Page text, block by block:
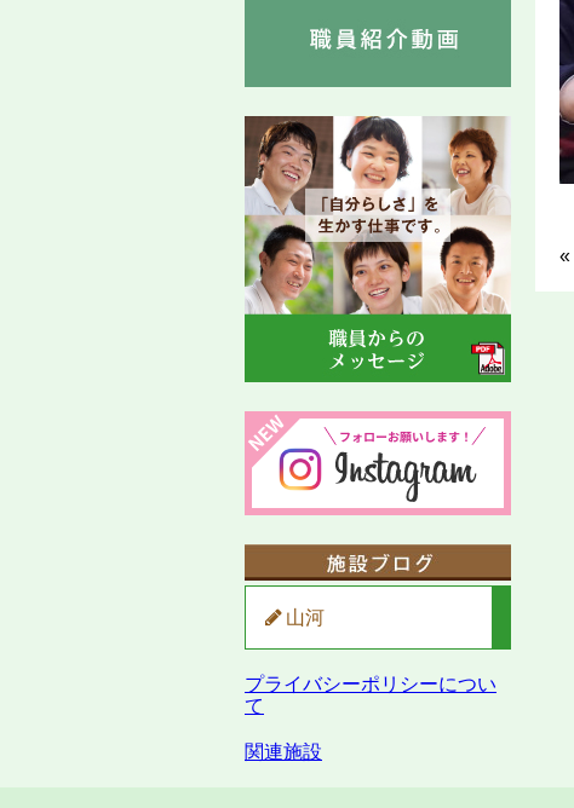
«
山河
プライバシーポリシーについ
て
関連施設